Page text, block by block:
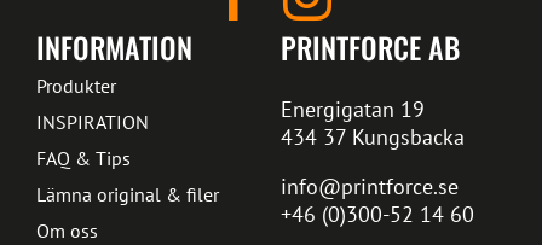
PRINTFORCE AB
Energigatan 19
434 37 Kungsbacka
info@printforce.se
+46 (0)300-52 14 60
INFORMATION
Produkter
INSPIRATION
FAQ & Tips
Lämna original & filer
Om oss